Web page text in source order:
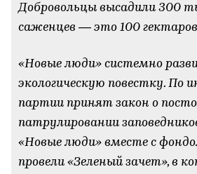
Добровольцы высадили 300
саженцев — это 100 гектаров
«Новые люди» системно
экологическую повестку. По
партии принят закон о
патрулировании
«Новые люди» вместе с
провели «Зеленый зачет», в